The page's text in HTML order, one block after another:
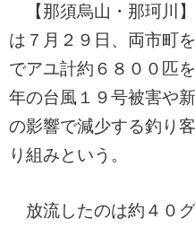
【那須烏山・那珂川
は７月２９日、両市町
でアユ計約６８００匹
年の台風１９号被害や
の影響で減少する釣り
り組みという。
放流したのは約４０